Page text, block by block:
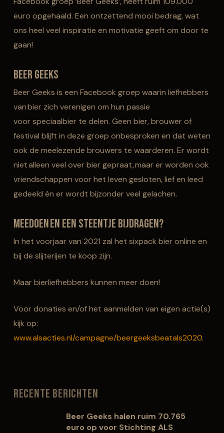
euro opgehaald. Een ontzettend mooi bedrag, wat
ons heel veel inspiratie en motivatie geeft om door te
gaan!
Beer Geeks
Beer Geeks is een Facebook groep waarin liefhebbers
van bier zich verenigen om hun passie
voorspeciaalbierte delen. Geen bier, brouwer of
festival blijft in deze groep onbesproken en dat weten
ook de meelezende brouwers te waarderen. Er wordt
niet alleen veel over bier gepraat, maar er worden ook
vriendschappen voor het leven gesloten, lief en leed
gedeeld én er wordt bijzonder veel gelachen.
Meedoen en een steentje bijdragen?
In het voorjaar van 2021 zal het sixpack bieronline en
bij de slijterijen te koop zijn.
Maar bierliefhebbers kunnen meer doen!
Voor donaties en/of het aanmelden van eigen actie(s)
kijk op:
www.alsacties.nl/campagne/beergeeksbeatals2020.
Recente berichten
Beer Geeks halen ruim 70.765
euro op voor Stichting ALS